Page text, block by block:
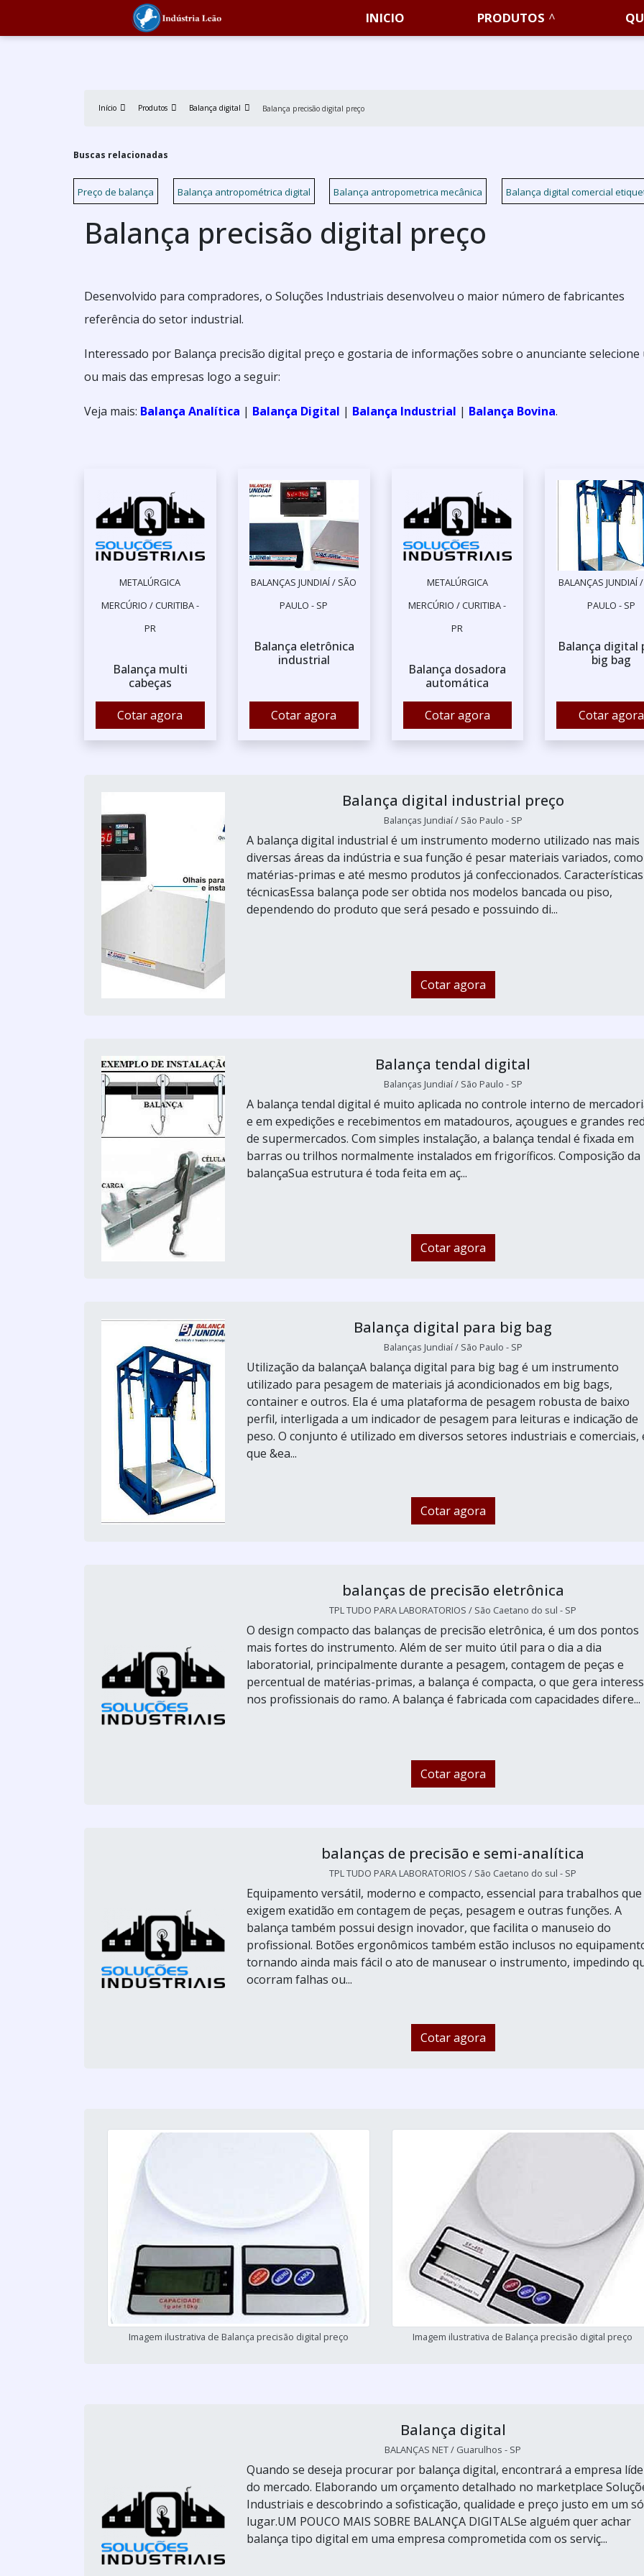
INICIO PRODUTOS
Início Produtos Balança digital Balança precisão digital preço
Buscas relacionadas
Preço de balança Balança antropométrica digital Balança antropometrica mecânica Balança digital comercial
Balança precisão digital preço
Desenvolvido para compradores, o Soluções Industriais desenvolveu o maior número de fabricantes
referência do setor industrial.
Interessado por Balança precisão digital preço e gostaria de informações sobre o anunciante selecione
ou mais das empresas logo a seguir:
Veja mais: Balança Analítica | Balança Digital | Balança Industrial | Balança Bovina.
METALÚRGICA
MERCÚRIO / CURITIBA -
PR
Balança multi
cabeças
Cotar agora
BALANÇAS JUNDIAÍ / SÃO
PAULO - SP
Balança eletrônica
industrial
Cotar agora
METALÚRGICA
MERCÚRIO / CURITIBA -
PR
Balança dosadora
automática
Cotar agora
BALANÇAS JUNDIAÍ
PAULO - SP
Balança digital
big bag
Cotar agora
Balança digital industrial preço
Balanças Jundiaí / São Paulo - SP
A balança digital industrial é um instrumento moderno utilizado nas mais
diversas áreas da indústria e sua função é pesar materiais variados, como
matérias-primas e até mesmo produtos já confeccionados. Características
técnicasEssa balança pode ser obtida nos modelos bancada ou piso,
dependendo do produto que será pesado e possuindo di...
Cotar agora
Balança tendal digital
Balanças Jundiaí / São Paulo - SP
A balança tendal digital é muito aplicada no controle interno de
e em expedições e recebimentos em matadouros, açougues e grandes
de supermercados. Com simples instalação, a balança tendal é fixada em
barras ou trilhos normalmente instalados em frigoríficos. Composição da
balançaSua estrutura é toda feita em aç...
Cotar agora
Balança digital para big bag
Balanças Jundiaí / São Paulo - SP
Utilização da balançaA balança digital para big bag é um instrumento
utilizado para pesagem de materiais já acondicionados em big bags,
container e outros. Ela é uma plataforma de pesagem robusta de baixo
perfil, interligada a um indicador de pesagem para leituras e indicação de
peso. O conjunto é utilizado em diversos setores industriais e comerciais,
que &ea...
Cotar agora
balanças de precisão eletrônica
TPL TUDO PARA LABORATORIOS / São Caetano do sul - SP
O design compacto das balanças de precisão eletrônica, é um dos pontos
mais fortes do instrumento. Além de ser muito útil para o dia a dia
laboratorial, principalmente durante a pesagem, contagem de peças e
percentual de matérias-primas, a balança é compacta, o que gera
nos profissionais do ramo. A balança é fabricada com capacidades difere...
Cotar agora
balanças de precisão e semi-analítica
TPL TUDO PARA LABORATORIOS / São Caetano do sul - SP
Equipamento versátil, moderno e compacto, essencial para trabalhos que
exigem exatidão em contagem de peças, pesagem e outras funções. A
balança também possui design inovador, que facilita o manuseio do
profissional. Botões ergonômicos também estão inclusos no
tornando ainda mais fácil o ato de manusear o instrumento, impedindo
ocorram falhas ou...
Cotar agora
Imagem ilustrativa de Balança precisão digital preço Imagem ilustrativa de Balança precisão digital preço
Balança digital
BALANÇAS NET / Guarulhos - SP
Quando se deseja procurar por balança digital, encontrará a empresa
do mercado. Elaborando um orçamento detalhado no marketplace
Industriais e descobrindo a sofisticação, qualidade e preço justo em um só
lugar.UM POUCO MAIS SOBRE BALANÇA DIGITALSe alguém quer achar
balança tipo digital em uma empresa comprometida com os serviç...